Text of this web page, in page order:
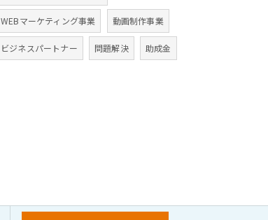
WEBマーケティング事業 動画制作事業
ビジネスパートナー 問題解決 助成金